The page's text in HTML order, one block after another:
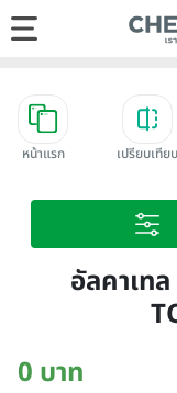
หน้าแรก เปรียบเทียบ
อัลคาเท
0 บาท